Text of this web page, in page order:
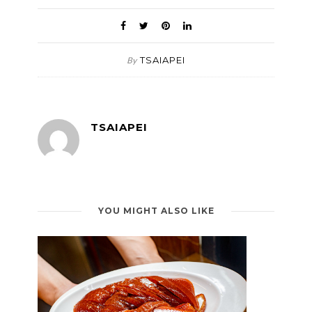
By TSAIAPEI
TSAIAPEI
YOU MIGHT ALSO LIKE